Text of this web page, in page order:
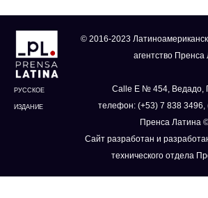
РУССКОЕ
ИЗДАНИЕ
© 2016-2023
агентство Пренса
Calle E № 454, Ведадо,
телефон: (+53) 7 838 3496,
Пренса Латина
Сайт разработан и
технического отдела